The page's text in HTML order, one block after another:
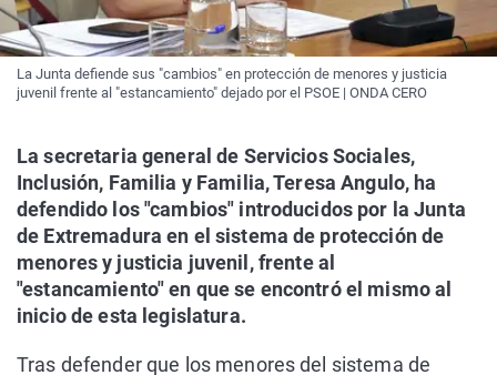
La Junta defiende sus "cambios" en protección de menores y justicia
juvenil frente al "estancamiento" dejado por el PSOE | ONDA CERO
La secretaria general de Servicios Sociales,
Inclusión, Familia y Familia, Teresa Angulo, ha
defendido los "cambios" introducidos por la Junta
de Extremadura en el sistema de protección de
menores y justicia juvenil, frente al
"estancamiento" en que se encontró el mismo al
inicio de esta legislatura.
Tras defender que los menores del sistema de